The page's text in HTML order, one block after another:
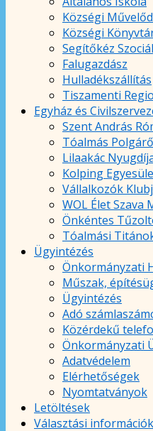
Községi
Községi
Segítőkéz
Falugazdász
Hulladékszállítás
Tiszamenti
Egyház és
Szent András
Tóalmás
Lilaakác
Kolping
Vállalkozók
WOL Élet Szava
Önkéntes
Tóalmási
Ügyintézés
Önkormányzati
Műszak,
Ügyintézés
Adó
Közérdekű
Önkormányzati
Adatvédelem
Elérhetőségek
Nyomtatványok
Letöltések
Választási információk